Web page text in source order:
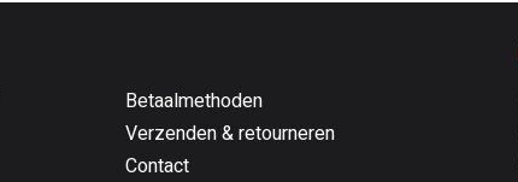
Betaalmethoden
Verzenden & retourneren
Contact